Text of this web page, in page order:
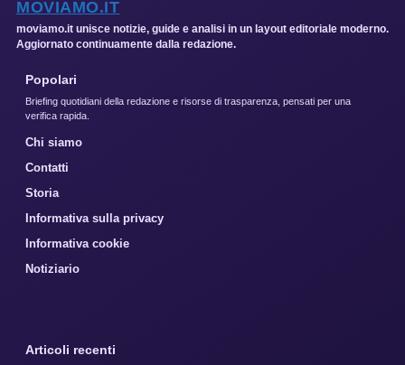
MOVIAMO.IT
moviamo.it unisce notizie, guide e analisi in un layout editoriale moderno.
Aggiornato continuamente dalla redazione.
Popolari
Briefing quotidiani della redazione e risorse di trasparenza, pensati per una
verifica rapida.
Chi siamo
Contatti
Storia
Informativa sulla privacy
Informativa cookie
Notiziario
Articoli recenti